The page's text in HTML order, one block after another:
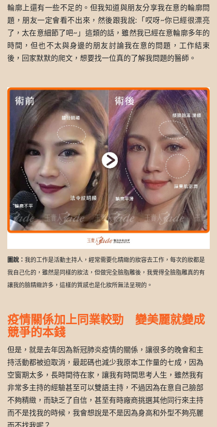
輪廓上還有一些不足的。但我知道與朋友分享我在意的輪廓問
題，朋友一定會看不出來，然後跟我說:「哎呀~你已經很漂亮
了，太在意細節了吧~」這類的話，雖然我已經在意輪廓多年的
時間，但也不太與身邊的朋友討論我在意的問題，工作結束
後，回家默默的爬文，想要找一位真的了解我問題的醫師。
圖說： 我的工作是活動主持人，經常需要化精緻的妝容去工作，每次的妝都是
我自己化的，雖然是同樣的妝法，但做完全臉脂雕後，我覺得全臉脂雕真的有
讓我的臉精緻許多，這樣的質感也是化妝所無法呈現的。
疫情關係加上同業較勁 變美麗就變成
競爭的本錢
但是，就是去年因為新冠肺炎疫情的關係，讓很多的晚會和主
持活動都被迫取消，最起碼也減少我原本工作量的七成，因為
空窗期太多，長時間待在家，讓我有時間思考人生，雖然我有
非常多主持的經驗甚至可以雙語主持，不過因為在意自己臉部
不夠精緻，而缺乏了自信，甚至有時廠商挑選其他同行來主持
而不是找我的時候，我會想說是不是因為身高和外型不夠亮麗